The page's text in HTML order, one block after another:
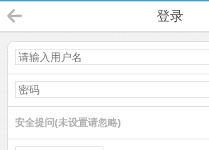
登录
安全提问(未设置请忽略)